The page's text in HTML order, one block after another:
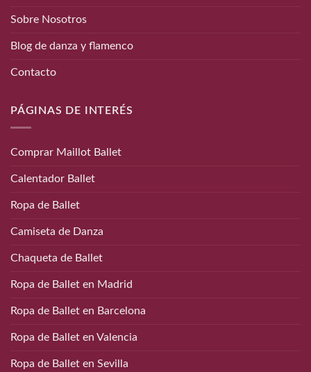
Sobre Nosotros
Blog de danza y flamenco
Contacto
PÁGINAS DE INTERÉS
Comprar Maillot Ballet
Calentador Ballet
Ropa de Ballet
Camiseta de Danza
Chaqueta de Ballet
Ropa de Ballet en Madrid
Ropa de Ballet en Barcelona
Ropa de Ballet en Valencia
Ropa de Ballet en Sevilla